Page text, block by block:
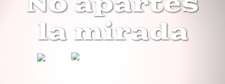
la mirada